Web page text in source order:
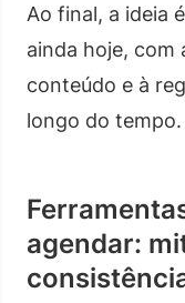
Ao final, a ideia
ainda hoje, com
conteúdo e à
longo do tempo.
agendar: